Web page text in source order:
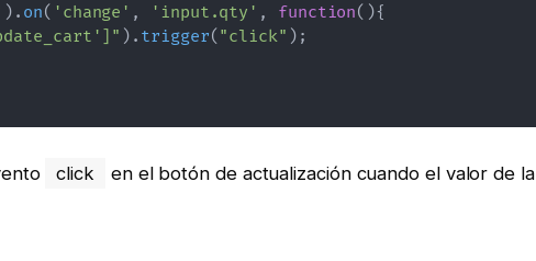
) . on( 'change' , 'input.qty' , function( ){
) . trigger( "click" ) ;
click
en el botón de actualización cuando el valor de la